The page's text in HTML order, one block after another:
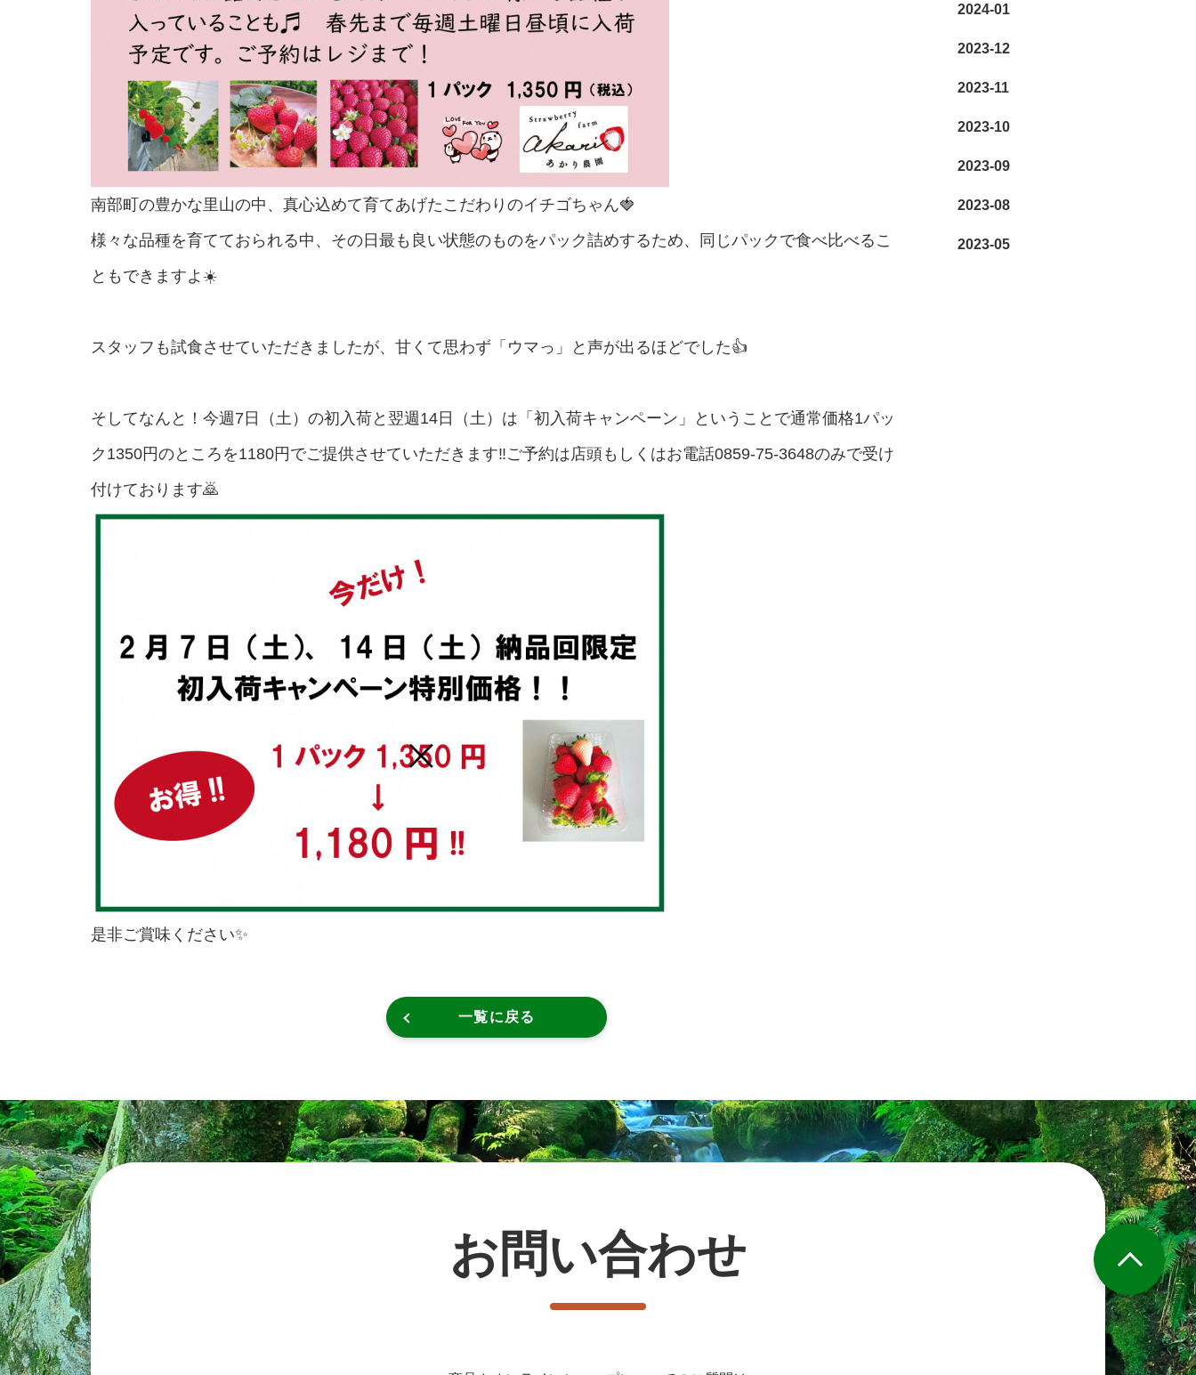
南部町の豊かな里山の中、真心込めて育てあげたこだわりのイチゴちゃん🍓
様々な品種を育てておられる中、その日最も良い状態のものをパック詰めするため、同じパックで食べ比べるこ
ともできますよ☀️
スタッフも試食させていただきましたが、甘くて思わず「ウマっ」と声が出るほどでした👍
そしてなんと！今週7日（土）の初入荷と翌週14日（土）は「初入荷キャンペーン」ということで通常価格1パッ
ク1350円のところを1180円でご提供させていただきます‼️ご予約は店頭もしくはお電話0859-75-3648のみで受け
付けております🙇
是非ご賞味ください✨
一覧に戻る
2024-01
2023-12
2023-11
2023-10
2023-09
2023-08
2023-05
お問い合わせ